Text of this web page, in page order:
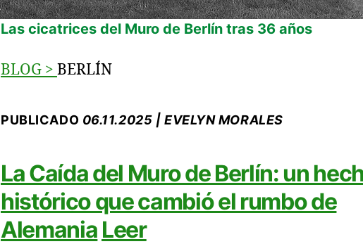
Las cicatrices del Muro de Berlín tras 36 años
BLOG > BERLÍN
PUBLICADO 06.11.2025 | EVELYN MORALES
La Caída del Muro de Berlín: un
histórico que cambió el rumbo de
Alemania Leer